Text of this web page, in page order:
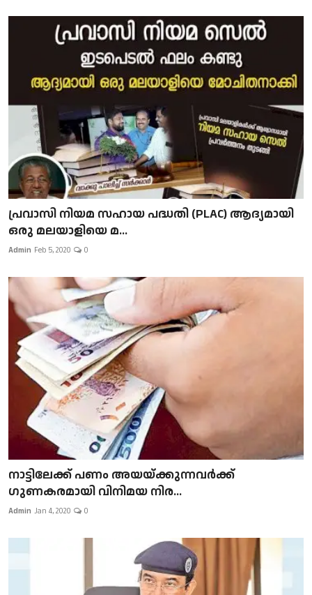
പ്രവാസി നിയമ സഹായ പദ്ധതി (PLAC) ആദ്യമായി
ഒരു മലയാളിയെ മ...
Admin Feb 5, 2020 0
നാട്ടിലേക്ക് പണം അയയ്ക്കുന്നവർക്ക്
ഗുണകരമായി വിനിമയ നിര...
Admin Jan 4, 2020 0